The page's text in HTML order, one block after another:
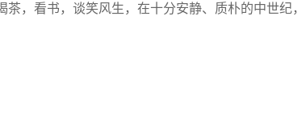
，看书，谈笑风生，在十分安静、质朴的中世纪，